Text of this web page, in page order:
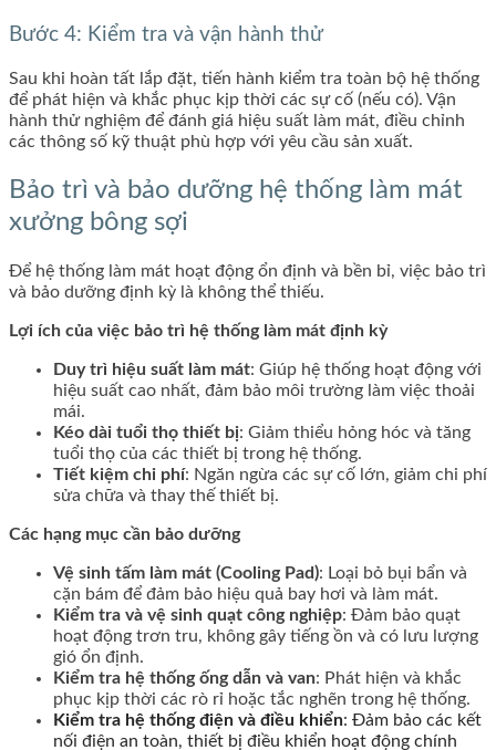
Bước 4: Kiểm tra và vận hành thử
Sau khi hoàn tất lắp đặt, tiến hành kiểm tra toàn bộ hệ thống
để phát hiện và khắc phục kịp thời các sự cố (nếu có). Vận
hành thử nghiệm để đánh giá hiệu suất làm mát, điều chỉnh
các thông số kỹ thuật phù hợp với yêu cầu sản xuất.
Bảo trì và bảo dưỡng hệ thống làm mát
xưởng bông sợi
Để hệ thống làm mát hoạt động ổn định và bền bỉ, việc bảo trì
và bảo dưỡng định kỳ là không thể thiếu.
Lợi ích của việc bảo trì hệ thống làm mát định kỳ
Duy trì hiệu suất làm mát: Giúp hệ thống hoạt động với
hiệu suất cao nhất, đảm bảo môi trường làm việc thoải
mái.
Kéo dài tuổi thọ thiết bị: Giảm thiểu hỏng hóc và tăng
tuổi thọ của các thiết bị trong hệ thống.
Tiết kiệm chi phí: Ngăn ngừa các sự cố lớn, giảm chi phí
sửa chữa và thay thế thiết bị.
Các hạng mục cần bảo dưỡng
Vệ sinh tấm làm mát (Cooling Pad): Loại bỏ bụi bẩn và
cặn bám để đảm bảo hiệu quả bay hơi và làm mát.
Kiểm tra và vệ sinh quạt công nghiệp: Đảm bảo quạt
hoạt động trơn tru, không gây tiếng ồn và có lưu lượng
gió ổn định.
Kiểm tra hệ thống ống dẫn và van: Phát hiện và khắc
phục kịp thời các rò rỉ hoặc tắc nghẽn trong hệ thống.
Kiểm tra hệ thống điện và điều khiển: Đảm bảo các kết
nối điện an toàn, thiết bị điều khiển hoạt động chính